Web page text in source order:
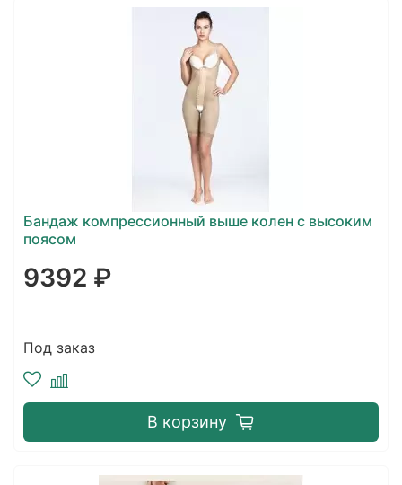
Бандаж компрессионный выше колен с высоким
поясом
9392 ₽
Под заказ
В корзину